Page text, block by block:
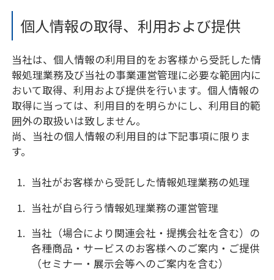
個人情報の取得、利用および提供
当社は、個人情報の利用目的をお客様から受託した情
報処理業務及び当社の事業運営管理に必要な範囲内に
おいて取得、利用および提供を行います。個人情報の
取得に当っては、利用目的を明らかにし、利用目的範
囲外の取扱いは致しません。
尚、当社の個人情報の利用目的は下記事項に限りま
す。
当社がお客様から受託した情報処理業務の処理
当社が自ら行う情報処理業務の運営管理
当社（場合により関連会社・提携会社を含む）の
各種商品・サービスのお客様へのご案内・ご提供
（セミナー・展示会等へのご案内を含む）